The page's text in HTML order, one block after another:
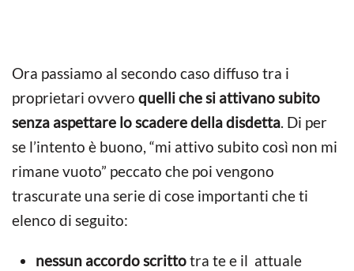
Ora passiamo al secondo caso diffuso tra i
proprietari ovvero quelli che si attivano subito
senza aspettare lo scadere della disdetta. Di per
se l’intento è buono, “mi attivo subito così non mi
rimane vuoto” peccato che poi vengono
trascurate una serie di cose importanti che ti
elenco di seguito:
nessun accordo scrittotra te e il attuale